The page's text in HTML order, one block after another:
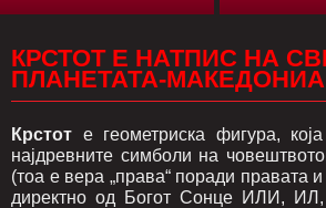
КРСТOT Е НАТПИС НА
ПЛАНЕТАТА-
Крстот е геометриска фигура,
најдревните симболи на
(тоа е вера „права“ поради правата
директно од Богот Сонце ИЛИ,